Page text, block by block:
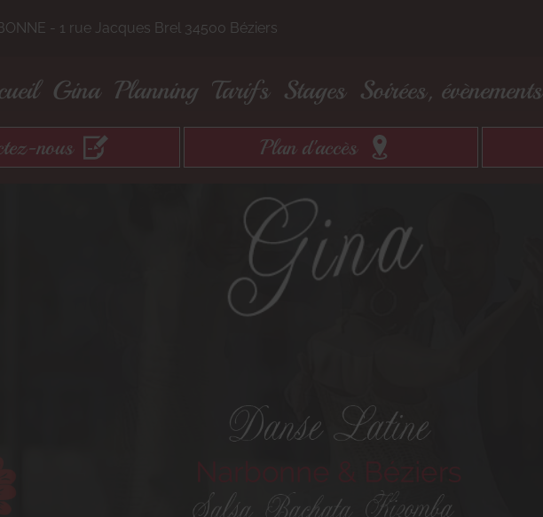
- 1 rue Jacques Brel 34500 Béziers
Gina Planning Tarifs Stages Soirées, évènements
nous Plan d'accès